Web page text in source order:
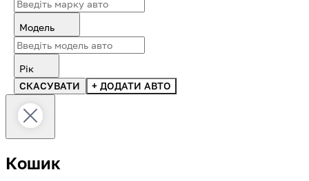
Модель
Рік
СКАСУВАТИ
+ ДОДАТИ АВТО
Кошик